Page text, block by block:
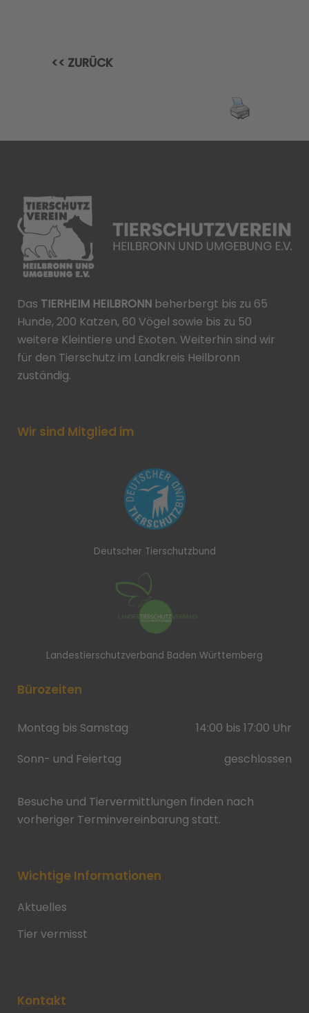
<< ZURÜCK
Das TIERHEIM HEILBRONN beherbergt bis zu 65
Hunde, 200 Katzen, 60 Vögel sowie bis zu 50
weitere Kleintiere und Exoten. Weiterhin sind wir
für den Tierschutz im Landkreis Heilbronn
zuständig.
Wir sind Mitglied im
Deutscher Tierschutzbund
Landestierschutzverband Baden Württemberg
Bürozeiten
Montag bis Samstag
14:00 bis 17:00 Uhr
Sonn- und Feiertag
geschlossen
Besuche und Tiervermittlungen finden nach
vorheriger Terminvereinbarung statt.
Wichtige Informationen
Aktuelles
Tier vermisst
Kontakt